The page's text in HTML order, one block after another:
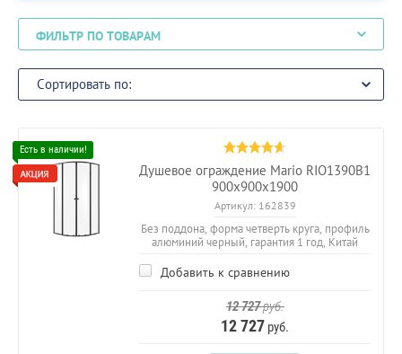
ФИЛЬТР ПО ТОВАРАМ
Сортировать по:
Душевое ограждение Mario RIO1390B1
900х900х1900
Артикул:162839
Без поддона, форма четверть круга, профиль
алюминий черный, гарантия 1 год, Китай
Добавить к сравнению
12 727руб.
12 727 руб.